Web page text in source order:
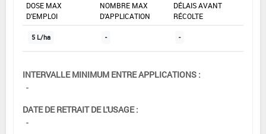
DOSE MAX
D'EMPLOI
NOMBRE MAX
D'APPLICATION
DÉLAIS AVANT
RÉCOLTE
5 L/ha - -
INTERVALLE MINIMUM ENTRE APPLICATIONS :
-
DATE DE RETRAIT DE L'USAGE :
-